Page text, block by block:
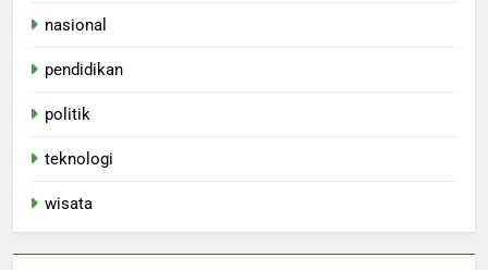
nasional
pendidikan
politik
teknologi
wisata